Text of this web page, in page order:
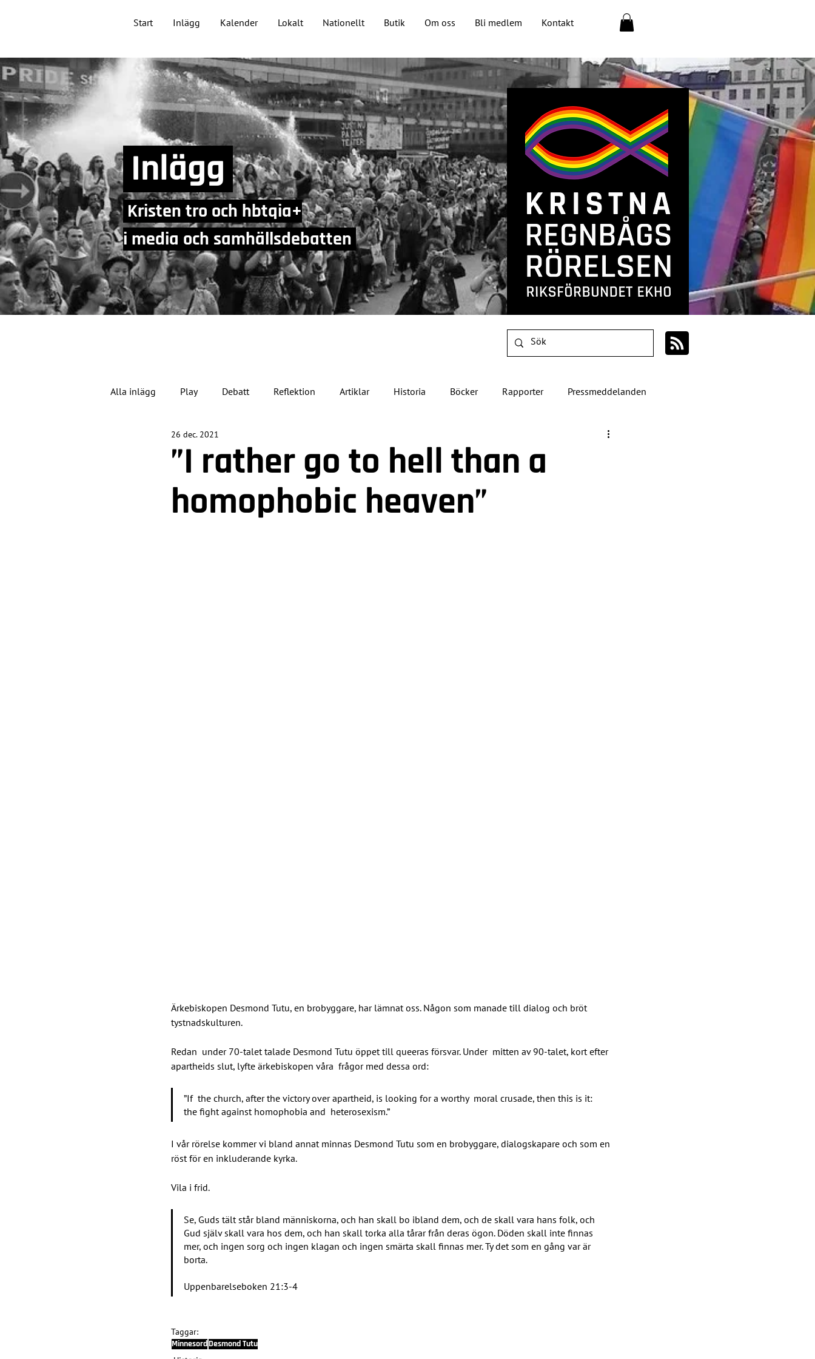
Start Inlägg Kalender Lokalt Nationellt Butik Om oss Bli medlem Kontakt
Inlägg
Kristen tro och hbtqia+
i media och samhällsdebatten
Alla inlägg Play Debatt Reflektion Artiklar Historia Böcker Rapporter Pressmeddelanden
Jubileumsåret”I rather go to hell than a
homophobic heaven”
26 dec. 2021
Ärkebiskopen Desmond Tutu, en brobyggare, har lämnat oss. Någon som manade till dialog och bröt
tystnadskulturen.
Redan  under 70-talet talade Desmond Tutu öppet till queeras försvar. Under  mitten av 90-talet, kort efter
apartheids slut, lyfte ärkebiskopen våra  frågor med dessa ord:
”If  the church, after the victory over apartheid, is looking for a worthy  moral crusade, then this is it:
the fight against homophobia and  heterosexism.”
I vår rörelse kommer vi bland annat minnas Desmond Tutu som en brobyggare, dialogskapare och som en
röst för en inkluderande kyrka.
Vila i frid.
Se, Guds tält står bland människorna, och han skall bo ibland dem, och de skall vara hans folk, och
Gud själv skall vara hos dem, och han skall torka alla tårar från deras ögon. Döden skall inte finnas
mer, och ingen sorg och ingen klagan och ingen smärta skall finnas mer. Ty det som en gång var är
borta.
Uppenbarelseboken 21:3-4
Taggar:
MinnesordDesmond Tutu